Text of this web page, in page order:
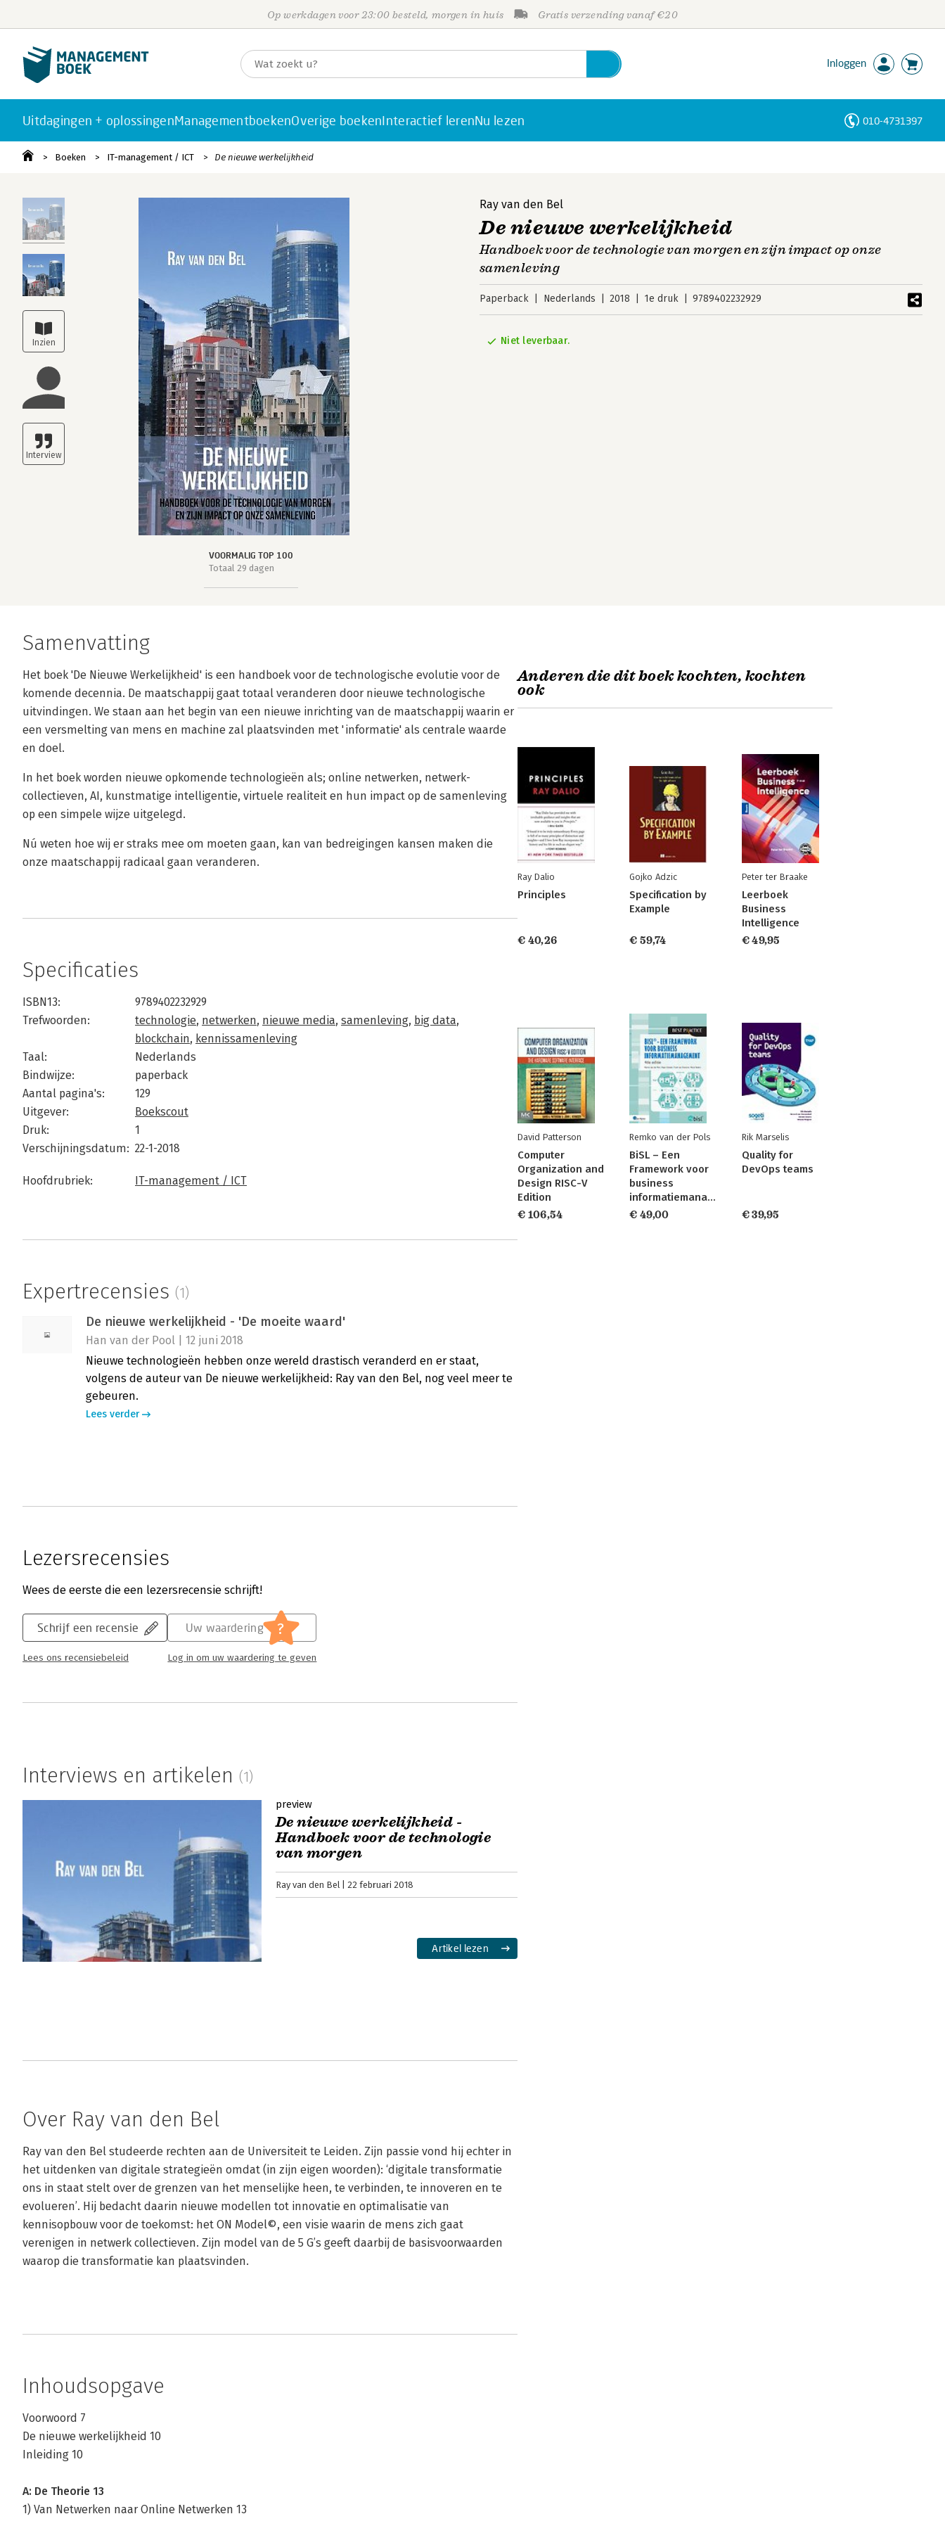
Op werkdagen voor 23:00 besteld, morgen in huis Gratis verzending vanaf €20
Inloggen
Uitdagingen + oplossingenManagementboekenOverige boekenInteractief lerenNu lezen 010-4731397
Boeken IT-management / ICT De nieuwe werkelijkheid
VOORMALIG TOP 100
Totaal 29 dagen
Ray van den Bel
De nieuwe werkelijkheid
Handboek voor de technologie van morgen en zijn impact op onze
samenleving
Paperback Nederlands 2018 1e druk 9789402232929
Niet leverbaar.
Samenvatting
Het boek 'De Nieuwe Werkelijkheid' is een handboek voor de technologische evolutie voor de
komende decennia. De maatschappij gaat totaal veranderen door nieuwe technologische
uitvindingen. We staan aan het begin van een nieuwe inrichting van de maatschappij waarin er
een versmelting van mens en machine zal plaatsvinden met 'informatie' als centrale waarde
en doel.
In het boek worden nieuwe opkomende technologieën als; online netwerken, netwerk-
collectieven, AI, kunstmatige intelligentie, virtuele realiteit en hun impact op de samenleving
op een simpele wijze uitgelegd.
​Nú weten hoe wij er straks mee om moeten gaan, kan van bedreigingen kansen maken die
onze maatschappij radicaal gaan veranderen.
Specificaties
ISBN13:
9789402232929
Trefwoorden:
technologie, netwerken, nieuwe media, samenleving, big data,
blockchain, kennissamenleving
Taal:
Nederlands
Bindwijze:
paperback
Aantal pagina's:
129
Uitgever:
Boekscout
Druk:
1
Verschijningsdatum: 22-1-2018
Hoofdrubriek: IT-management / ICT
Expertrecensies (1)
De nieuwe werkelijkheid - 'De moeite waard'
Han van der Pool | 12 juni 2018
Nieuwe technologieën hebben onze wereld drastisch veranderd en er staat,
volgens de auteur van De nieuwe werkelijkheid: Ray van den Bel, nog veel meer te
gebeuren.
Lees verder
Lezersrecensies
Wees de eerste die een lezersrecensie schrijft!
Schrijf een recensie
Lees ons recensiebeleid
Uw waardering ?
Log in om uw waardering te geven
Interviews en artikelen (1)
preview
De nieuwe werkelijkheid -
Handboek voor de technologie
van morgen
Ray van den Bel 22 februari 2018
Artikel lezen
Over Ray van den Bel
Ray van den Bel studeerde rechten aan de Universiteit te Leiden. Zijn passie vond hij echter in
het uitdenken van digitale strategieën omdat (in zijn eigen woorden): ‘digitale transformatie
ons in staat stelt over de grenzen van het menselijke heen, te verbinden, te innoveren en te
evolueren’. Hij bedacht daarin nieuwe modellen tot innovatie en optimalisatie van
kennisopbouw voor de toekomst: het ON Model©, een visie waarin de mens zich gaat
verenigen in netwerk collectieven. Zijn model van de 5 G’s geeft daarbij de basisvoorwaarden
waarop die transformatie kan plaatsvinden.
Inhoudsopgave
Voorwoord 7
De nieuwe werkelijkheid 10
Inleiding 10
A: De Theorie 13
1) Van Netwerken naar Online Netwerken 13
Anderen die dit boek kochten, kochten
ook
Ray Dalio
Principles
€ 40,26
Gojko Adzic
Specification by
Example
€ 59,74
Peter ter Braake
Leerboek
Business
Intelligence
€ 49,95
David Patterson
Computer
Organization and
Design RISC-V
Edition
€ 106,54
Remko van der Pols
BiSL – Een
Framework voor
business
informatiemanagement
€ 49,00
Rik Marselis
Quality for
DevOps teams
€ 39,95
Personen